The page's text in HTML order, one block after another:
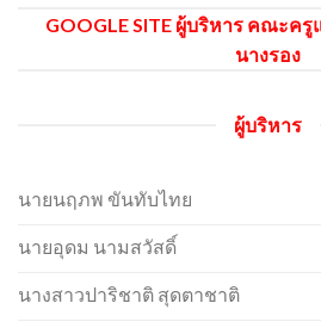
GOOGLE SITE ผู้บริหาร คณะค
นางรอง
ผู้บริหาร
นายนฤภพ ขันทับไทย
นายอุดม นามสวัสดิ์
นางสาวปาริชาติ สุดตาชาติ